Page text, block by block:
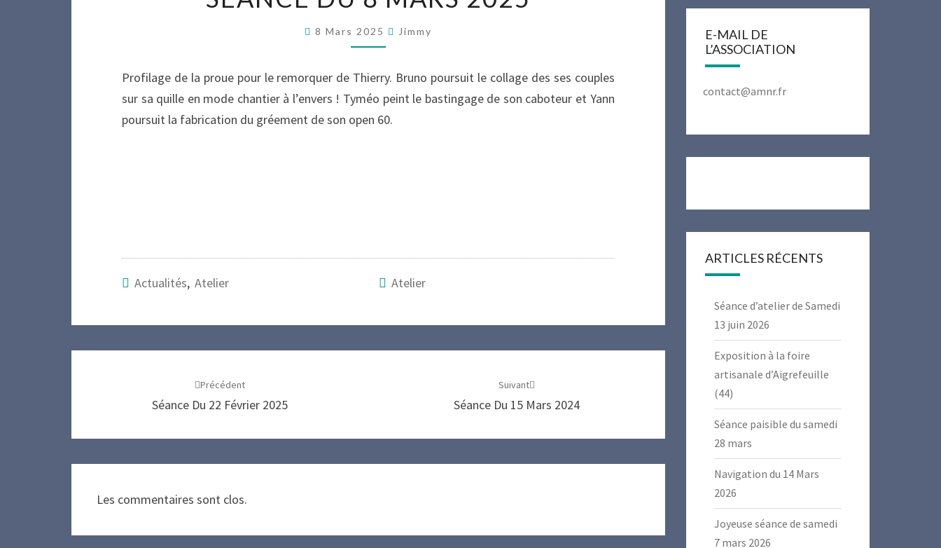
8 Mars 2025 Jimmy
Profilage de la proue pour le remorquer de Thierry. Bruno poursuit le collage des ses couples
sur sa quille en mode chantier à l’envers ! Tyméo peint le bastingage de son caboteur et Yann
poursuit la fabrication du gréement de son open 60.
Actualités, Atelier Atelier
Précédent
Séance Du 22 Février 2025
Suivant
Séance Du 15 Mars 2024
Les commentaires sont clos.
E-MAIL DE
L’ASSOCIATION
contact@amnr.fr
ARTICLES RÉCENTS
Séance d’atelier de Samedi
13 juin 2026
Exposition à la foire
artisanale d’Aigrefeuille
(44)
Séance paisible du samedi
28 mars
Navigation du 14 Mars
2026
Joyeuse séance de samedi
7 mars 2026